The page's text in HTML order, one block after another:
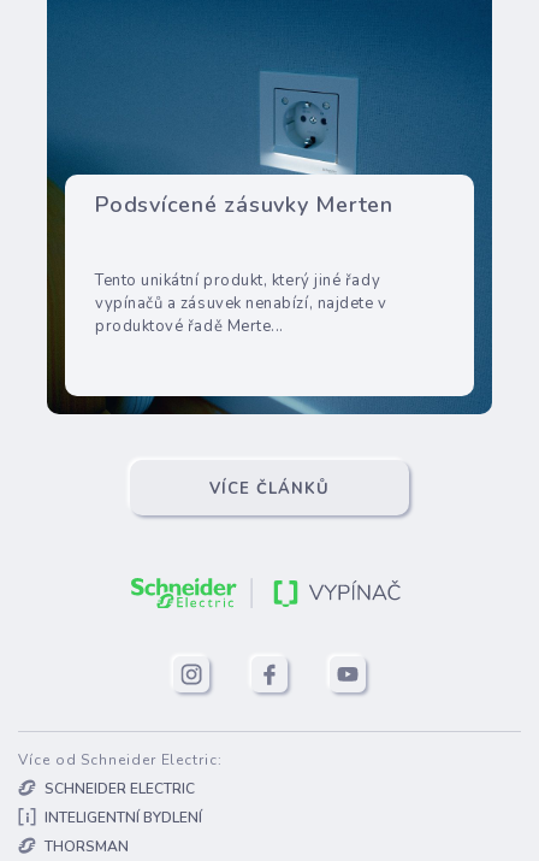
Podsvícené zásuvky Merten
Tento unikátní produkt, který jiné řady
vypínačů a zásuvek nenabízí, najdete v
produktové řadě Merte...
VÍCE ČLÁNKŮ
Více od Schneider Electric:
SCHNEIDER ELECTRIC
INTELIGENTNÍ BYDLENÍ
THORSMAN